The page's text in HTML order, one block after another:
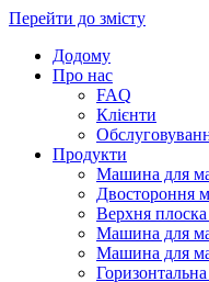
Перейти до змісту
Додому
Про нас
FAQ
Клієнти
Продукти
Машина для
Двостороння
Верхня
Машина для
Машина для